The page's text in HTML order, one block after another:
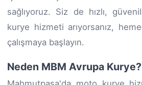
sağlıyoruz. Siz de hızlı,
kurye hizmeti arıyorsanız,
çalışmaya başlayın.
Neden MBM Avrupa Kurye?